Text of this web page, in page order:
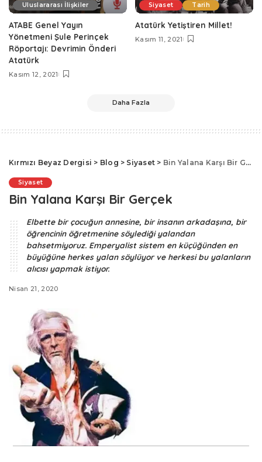
Uluslararası İlişkiler
ATABE Genel Yayın
Yönetmeni Şule Perinçek
Röportajı: Devrimin Önderi
Atatürk
Kasım 12, 2021
Siyaset Tarih
Atatürk Yetiştiren Millet!
Kasım 11, 2021
Daha Fazla
Kırmızı Beyaz Dergisi > Blog > Siyaset > Bin Yalana Karşı Bir Gerçek
Siyaset
Bin Yalana Karşı Bir Gerçek
Elbette bir çocuğun annesine, bir insanın arkadaşına, bir
öğrencinin öğretmenine söylediği yalandan
bahsetmiyoruz. Emperyalist sistem en küçüğünden en
büyüğüne herkes yalan söylüyor ve herkesi bu yalanların
alıcısı yapmak istiyor.
Nisan 21, 2020